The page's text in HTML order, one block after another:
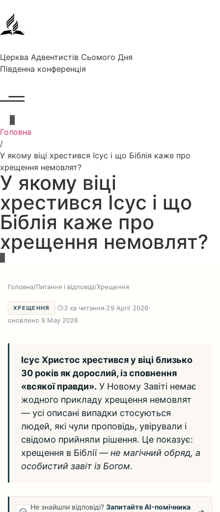
Церква Адвентистів Сьомого Дня
Південна конференція
Головна
/
У якому віці хрестився Ісус і що Біблія каже про
хрещення немовлят?
У якому віці
хрестився Ісус і що
Біблія каже про
хрещення немовлят?
Головна/Питання і відповіді/Хрещення
ХРЕЩЕННЯ · 3 хв читання·29 April 2026·
оновлено 9 May 2026
Ісус Христос хрестився у віці близько
30 років як дорослий, із сповнення
«всякої правди». У Новому Завіті немає
жодного прикладу хрещення немовлят
— усі описані випадки стосуються
людей, які чули проповідь, увірували і
свідомо прийняли рішення. Це показує:
хрещення в Біблії — не магічний обряд, а
особистий завіт із Богом.
Не знайшли відповіді? Запитайте AI-помічника